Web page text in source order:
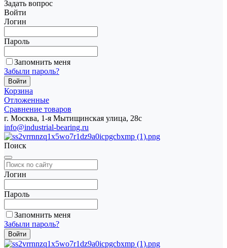
Задать вопрос
Войти
Логин
Пароль
Запомнить меня
Забыли пароль?
Корзина
Отложенные
Сравнение товаров
г. Москва, 1-я Мытищинская улица, 28с
info@industrial-bearing.ru
Поиск
Логин
Пароль
Запомнить меня
Забыли пароль?